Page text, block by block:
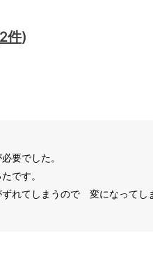
2件)
要でした。
です。
れてしまうので 変になってし